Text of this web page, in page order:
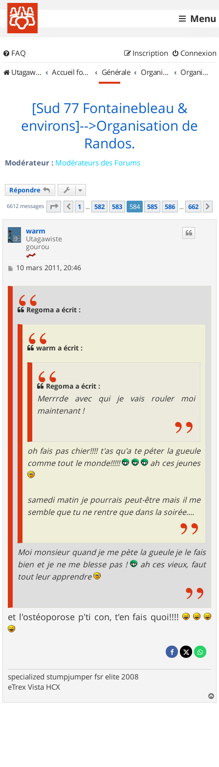
Menu
FAQ Connexion
Inscription
UtagawaVTT (Randos VTT et VTTAE avec traces GPS)
Accueil forum Générale Organisation de sorties & Recherche de partenaires Organisation de sorties en région Île de France
[Sud 77 Fontainebleau &
environs]-->Organisation de
Randos.
Modérateur : Modérateurs des Forums
Répondre
6612 messages Page 584 sur662
Précédent
1 … 582 583 584 585 586 … 662
warm
Utagawiste
gourou
M10 mars 2011, 20:46
Regoma a écrit :
warm a écrit :
Regoma a écrit :
Merrrde avec qui je vais rouler moi
maintenant !
oh fais pas chier!!!! t'as qu'a te péter la gueule
comme tout le monde!!!!!
ah ces jeunes
samedi matin je pourrais peut-être mais il me
semble que tu ne rentre que dans la soirée....
Moi monsieur quand je me pète la gueule je le fais
bien et je ne me blesse pas !
ah ces vieux, faut
tout leur apprendre
et l'ostéoporose p'ti con, t'en fais quoi!!!!
specialized stumpjumper fsr elite 2008
eTrex Vista HCX
a